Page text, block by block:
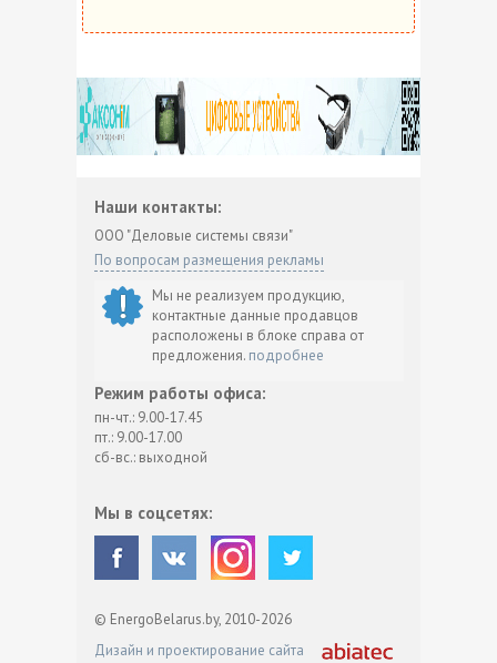
Наши контакты:
ООО "Деловые системы связи"
По вопросам размещения рекламы
Мы не реализуем продукцию,
контактные данные продавцов
расположены в блоке справа от
предложения. подробнее
Режим работы офиса:
пн-чт.: 9.00-17.45
пт.: 9.00-17.00
сб-вс.: выходной
Мы в соцсетях:
© EnergoBelarus.by, 2010-2026
Дизайн и проектирование сайта